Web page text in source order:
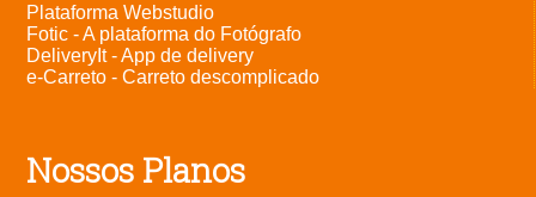
Plataforma Webstudio
Fotic - A plataforma do Fotógrafo
DeliveryIt - App de delivery
e-Carreto - Carreto descomplicado
Nossos Planos